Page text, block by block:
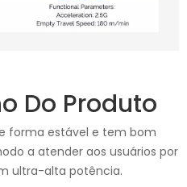
Do Produto
forma estável e tem bom
a atender aos usuários por
ultra-alta potência.